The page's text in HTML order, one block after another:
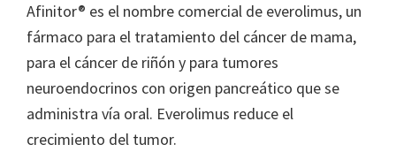
Afinitor® es el nombre comercial de everolimus, un
fármaco para el tratamiento del cáncer de mama,
para el cáncer de riñón y para tumores
neuroendocrinos con origen pancreático que se
administra vía oral. Everolimus reduce el
crecimiento del tumor.